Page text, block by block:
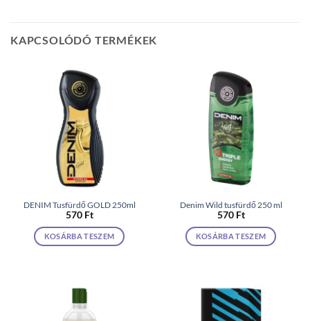
KAPCSOLÓDÓ TERMÉKEK
DENIM Tusfürdő GOLD 250ml
570 Ft
KOSÁRBA TESZEM
Denim Wild tusfürdő 250 ml
570 Ft
KOSÁRBA TESZEM